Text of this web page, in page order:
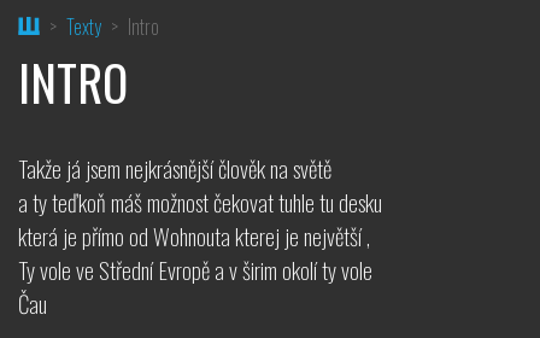
HomeTexty Intro
INTRO
Takže já jsem nejkrásnější člověk na světě
a ty teďkoň máš možnost čekovat tuhle tu desku
která je přímo od Wohnouta kterej je největší ,
Ty vole ve Střední Evropě a v širim okolí ty vole
Čau